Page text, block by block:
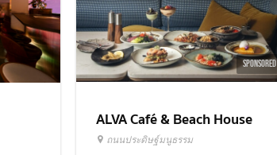
SPONSORED
ALVA Café & Beach House
ถนนประดิษฐ์มนูธรรม